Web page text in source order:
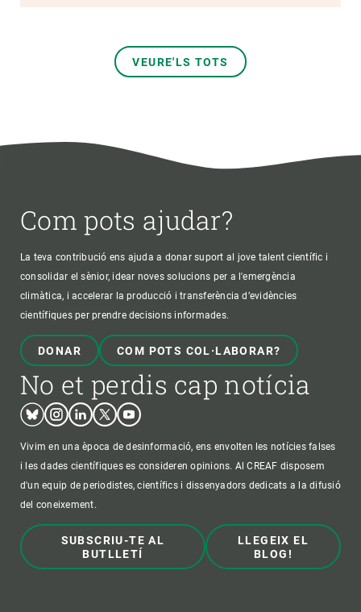
VEURE'LS TOTS
Com pots ajudar?
La teva contribució ens ajuda a donar suport al jove talent científic i
consolidar el sènior, idear noves solucions per a l'emergència
climàtica, i accelerar la producció i transferència d’evidències
científiques per prendre decisions informades.
DONAR COM POTS COL·LABORAR?
No et perdis cap notícia
BlueskyInstagram
LinkedinTwitterYoutube
Vivim en una època de desinformació, ens envolten les notícies falses
i les dades científiques es consideren opinions. Al CREAF disposem
d'un equip de periodistes, científics i dissenyadors dedicats a la difusió
del coneixement.
SUBSCRIU-TE AL
BUTLLETÍ
LLEGEIX EL
BLOG!